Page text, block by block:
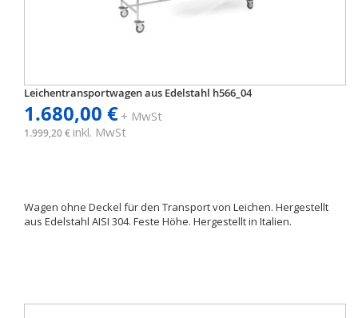
Leichentransportwagen aus Edelstahl h566_04
1.680,00 €+ MwSt
1.999,20 € inkl. MwSt
Wagen ohne Deckel für den Transport von Leichen. Hergestellt
aus Edelstahl AISI 304. Feste Höhe. Hergestellt in Italien.